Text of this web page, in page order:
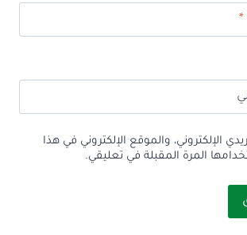
*
الإلكتروني، والموقع الإلكتروني في هذا
المرة المقبلة في تعليقي.